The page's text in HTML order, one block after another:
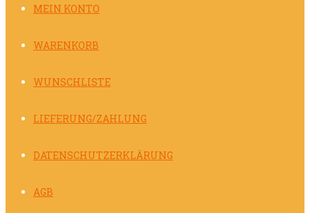
MEIN KONTO
WARENKORB
WUNSCHLISTE
LIEFERUNG/ZAHLUNG
DATENSCHUTZERKLÄRUNG
AGB